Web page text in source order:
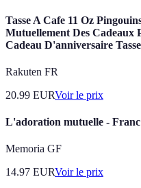
Tasse A Cafe 11 Oz
Mutuellement Des Cadeaux
Cadeau D'anniversaire
Rakuten FR
20.99 EURVoir le prix
L'adoration mutuelle -
Memoria GF
14.97 EURVoir le prix